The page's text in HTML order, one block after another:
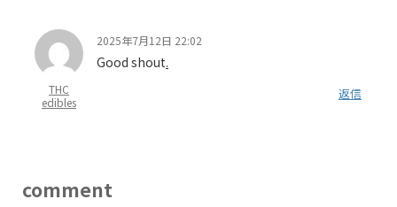
THC
edibles
2025年7月12日 22:02
Good shout.
返信
comment